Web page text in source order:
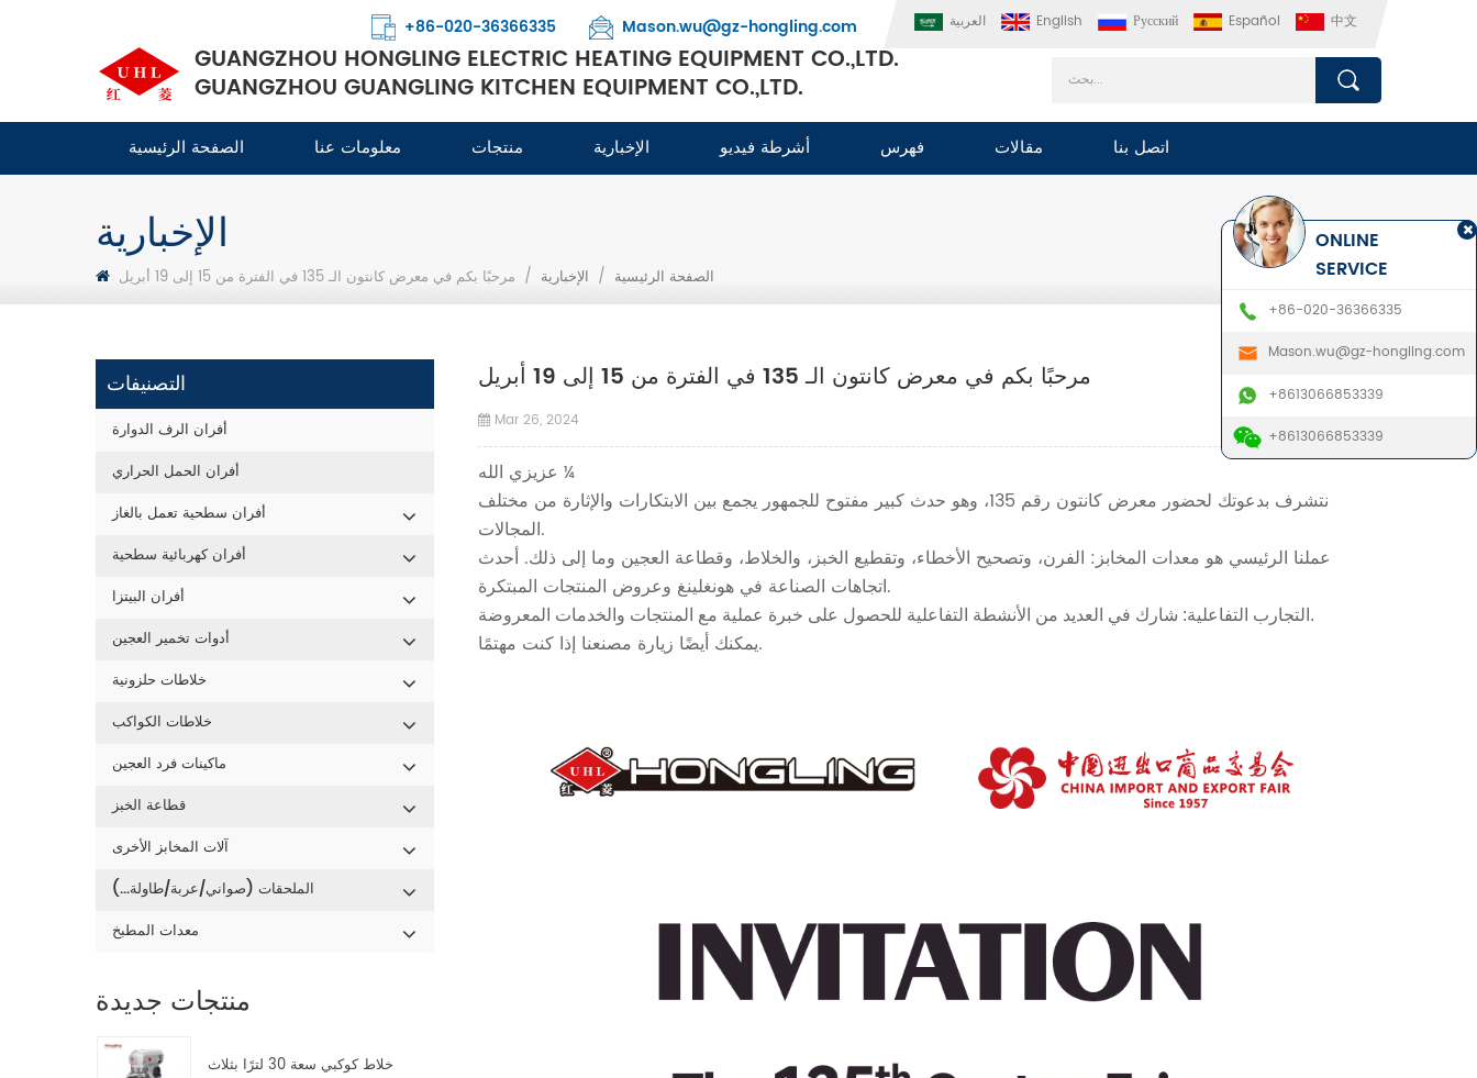
العربية English Русский Español 中文
+86-020-36366335 Mason.wu@gz-hongling.com
GUANGZHOU HONGLING ELECTRIC HEATING EQUIPMENT CO.,LTD.
GUANGZHOU GUANGLING KITCHEN EQUIPMENT CO.,LTD.
الصفحة الرئيسية معلومات عنا منتجات الإخبارية أشرطة فيديو فهرس مقالات اتصل بنا
الإخبارية
الصفحة الرئيسية / الإخبارية / مرحبًا بكم في معرض كانتون الـ 135 في الفترة من 15 إلى 19 أبريل
التصنيفات
أفران الرف الدوارة
أفران الحمل الحراري
أفران سطحية تعمل بالغاز
أفران كهربائية سطحية
أفران البيتزا
أدوات تخمير العجين
خلاطات حلزونية
خلاطات الكواكب
ماكينات فرد العجين
قطاعة الخبز
آلات المخابز الأخرى
الملحقات (صواني/عربة/طاولة...)
معدات المطبخ
منتجات جديدة
خلاط كوكبي سعة 30 لترًا بثلاث
مرحبًا بكم في معرض كانتون الـ 135 في الفترة من 15 إلى 19 أبريل
Mar 26, 2024
عزيزي الله ¼
نتشرف بدعوتك لحضور معرض كانتون رقم 135، وهو حدث كبير مفتوح للجمهور يجمع بين الابتكارات والإثارة من مختلف
المجالات.
عملنا الرئيسي هو معدات المخابز: الفرن، وتصحيح الأخطاء، وتقطيع الخبز، والخلاط، وقطاعة العجين وما إلى ذلك. أحدث
اتجاهات الصناعة في هونغلينغ وعروض المنتجات المبتكرة.
التجارب التفاعلية: شارك في العديد من الأنشطة التفاعلية للحصول على خبرة عملية مع المنتجات والخدمات المعروضة.
يمكنك أيضًا زيارة مصنعنا إذا كنت مهتمًا.
ONLINE
SERVICE
+86-020-36366335
Mason.wu@gz-hongling.com
+8613066853339
+8613066853339